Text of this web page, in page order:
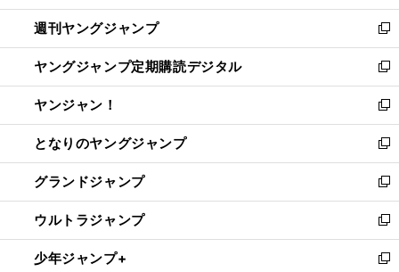
開
く
ウ
で
開
く
ン
ド
ウ
で
開
く
ウ
ィ
ン
ド
ウ
で
開
く
週刊ヤングジャンプ
新
し
い
ウ
ィ
ン
ド
ウ
で
開
く
ヤングジャンプ定期購読デジタル
新
し
い
ウ
ィ
ン
ド
ウ
で
開
く
ヤンジャン！
新
し
い
ウ
ィ
ン
ド
ウ
で
となりのヤングジャンプ
新
し
い
ウ
ィ
ン
ド
グランドジャンプ
新
し
い
ウ
ィ
ウルトラジャンプ
新
し
い
少年ジャンプ+
新